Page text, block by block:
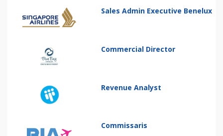
Sales Admin Executive Benelux
Commercial Director
Revenue Analyst
Commissaris